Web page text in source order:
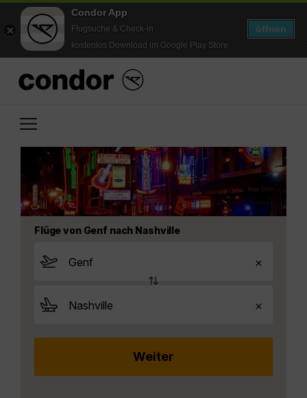
Condor App
Flugsuche & Check-in
kostenlos Download im Google Play Store
öffnen
Flüge von Genf nach Nashville